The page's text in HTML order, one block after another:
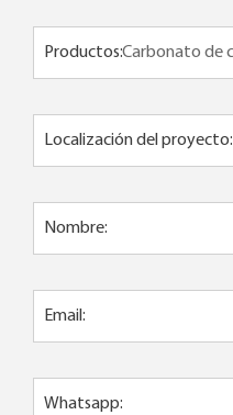
Productos:
Localización del proyecto:
Nombre:
Email:
Whatsapp: